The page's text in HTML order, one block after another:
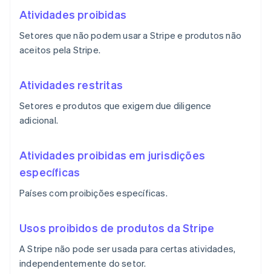
Atividades proibidas
Setores que não podem usar a Stripe e produtos não
aceitos pela Stripe.
Atividades restritas
Setores e produtos que exigem due diligence
adicional.
Atividades proibidas em jurisdições
específicas
Países com proibições específicas.
Usos proibidos de produtos da Stripe
A Stripe não pode ser usada para certas atividades,
independentemente do setor.